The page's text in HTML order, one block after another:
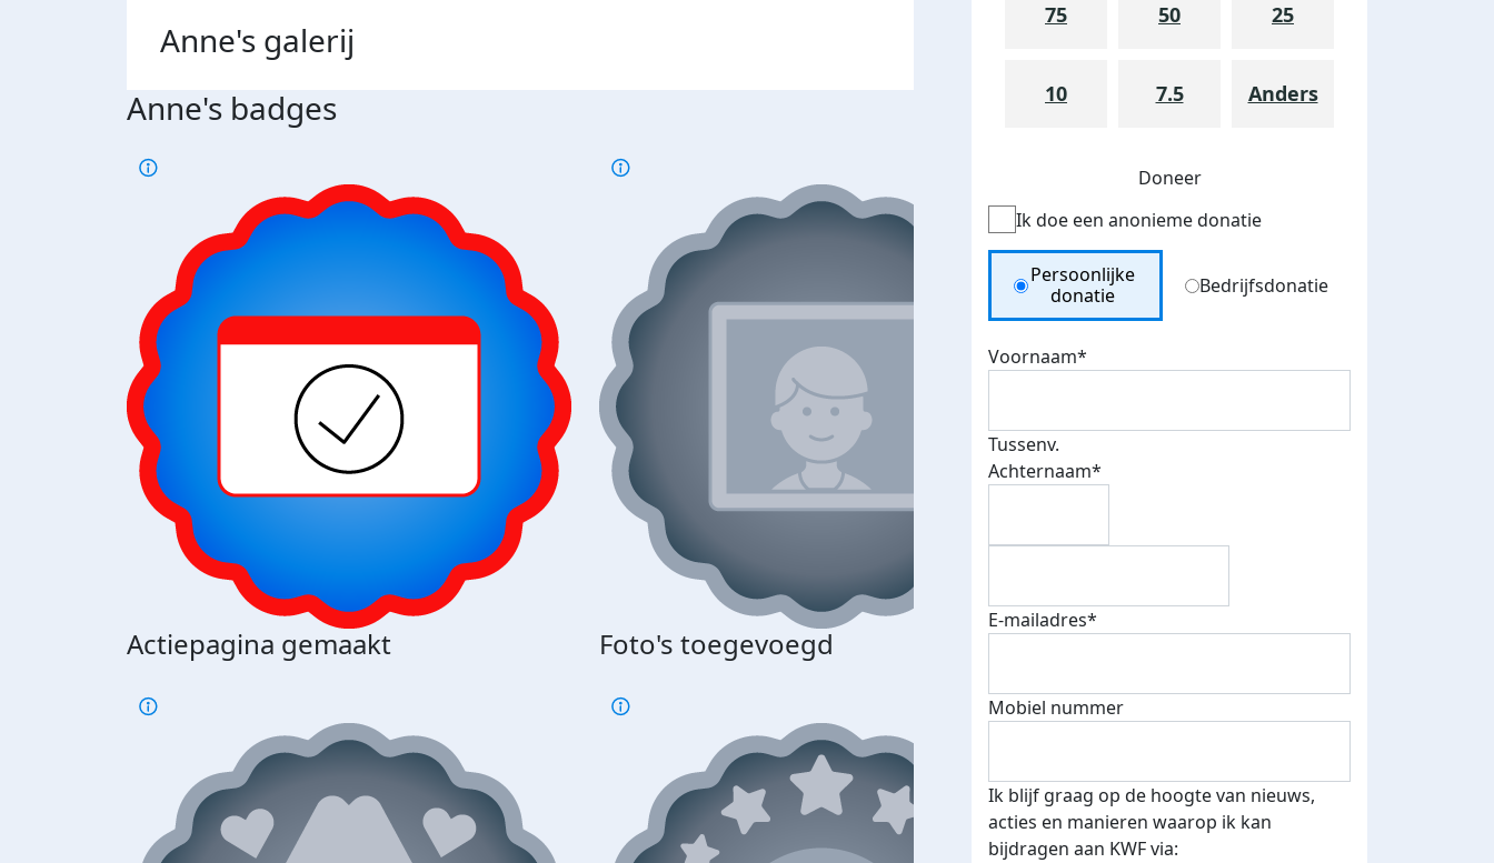
Anne's galerij
Anne's badges
Actiepagina gemaakt Foto's toegevoegd E-mails verstuurd
Top fondsenwerver
75 50 25
10 7.5 Anders
Doneer
Ik doe een anonieme donatie
Donation Type
Persoonlijke
donatie
Bedrijfsdonatie
Voornaam*
Tussenv.
Achternaam*
E-mailadres*
Mobiel nummer
Ik blijf graag op de hoogte van nieuws,
acties en manieren waarop ik kan
bijdragen aan KWF via: